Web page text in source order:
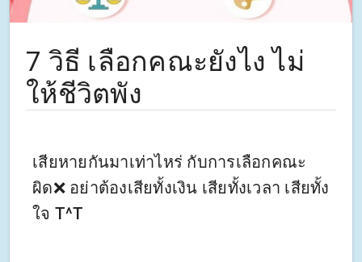
7 วิธี เลือกคณะยังไง ไม่
ให้ชีวิตพัง
เสียหายกันมาเท่าไหร่ กับการเลือกคณะ
ผิด❌ อย่าต้องเสียทั้งเงิน เสียทั้งเวลา เสียทั้ง
ใจ T^T